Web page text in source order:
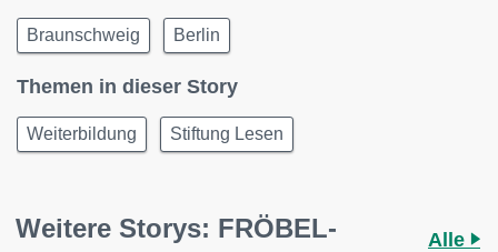
Braunschweig Berlin
Themen in dieser Story
Weiterbildung Stiftung Lesen
Weitere Storys: FRÖBEL-
Alle